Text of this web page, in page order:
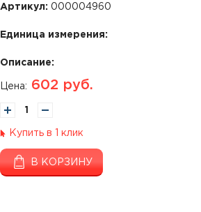
Артикул: 000004960
Единица измерения:
Описание:
Цена: 602 руб.
Купить в 1 клик
В КОРЗИНУ